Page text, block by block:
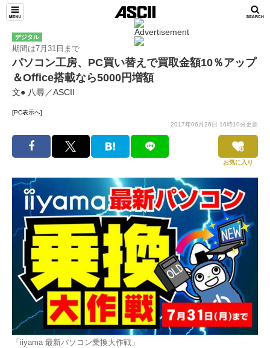
デジタル
期間は7月31日まで
パソコン工房、PC買い替えで買取金額10％アップ
＆Office搭載なら5000円増額
文● 八尋／ASCII
[PC表示へ]
2017年06月26日 16時10分更新
お気に入り
「iiyama 最新パソコン乗換大作戦」